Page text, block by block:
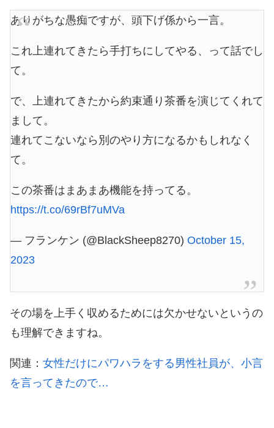
ありがちな愚痴ですが、頭下げ係から一言。
これ上連れてきたら手打ちにしてやる、って話でし
て。
で、上連れてきたから約束通り茶番を演じてくれて
まして。
連れてこないなら別のやり方になるかもしれなく
て。
この茶番はまあまあ機能を持ってる。
https://t.co/69rBf7uMVa
— フランケン (@BlackSheep8270) October 15,
2023
その場を上手く収めるためには欠かせないというの
も理解できますね。
関連： 女性だけにパワハラをする男性社員が、小言
を言ってきたので…